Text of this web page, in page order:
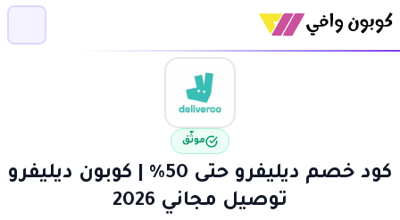
موثّق
كود خصم ديليفرو حتى 50% | كوبون ديليفرو
توصيل مجاني 2026